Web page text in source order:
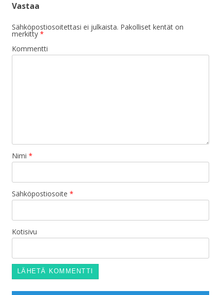
Vastaa
Sähköpostiosoitettasi ei julkaista. Pakolliset kentät on
merkitty *
Kommentti
Nimi *
Sähköpostiosoite *
Kotisivu